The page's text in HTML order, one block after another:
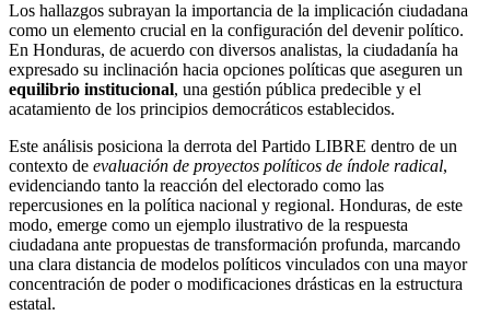
Los hallazgos subrayan la importancia de la implicación ciudadana
como un elemento crucial en la configuración del devenir político.
En Honduras, de acuerdo con diversos analistas, la ciudadanía ha
expresado su inclinación hacia opciones políticas que aseguren un
equilibrio institucional, una gestión pública predecible y el
acatamiento de los principios democráticos establecidos.
Este análisis posiciona la derrota del Partido LIBRE dentro de un
contexto de evaluación de proyectos políticos de índole radical,
evidenciando tanto la reacción del electorado como las
repercusiones en la política nacional y regional. Honduras, de este
modo, emerge como un ejemplo ilustrativo de la respuesta
ciudadana ante propuestas de transformación profunda, marcando
una clara distancia de modelos políticos vinculados con una mayor
concentración de poder o modificaciones drásticas en la estructura
estatal.